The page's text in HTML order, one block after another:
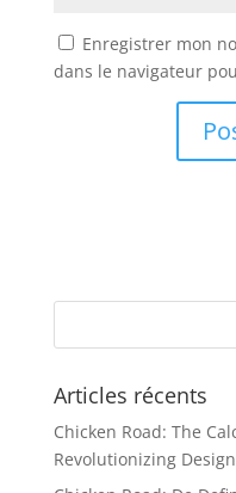
Enregistrer mon
dans le navigateur
Articles récents
Chicken Road: The
Revolutionizing